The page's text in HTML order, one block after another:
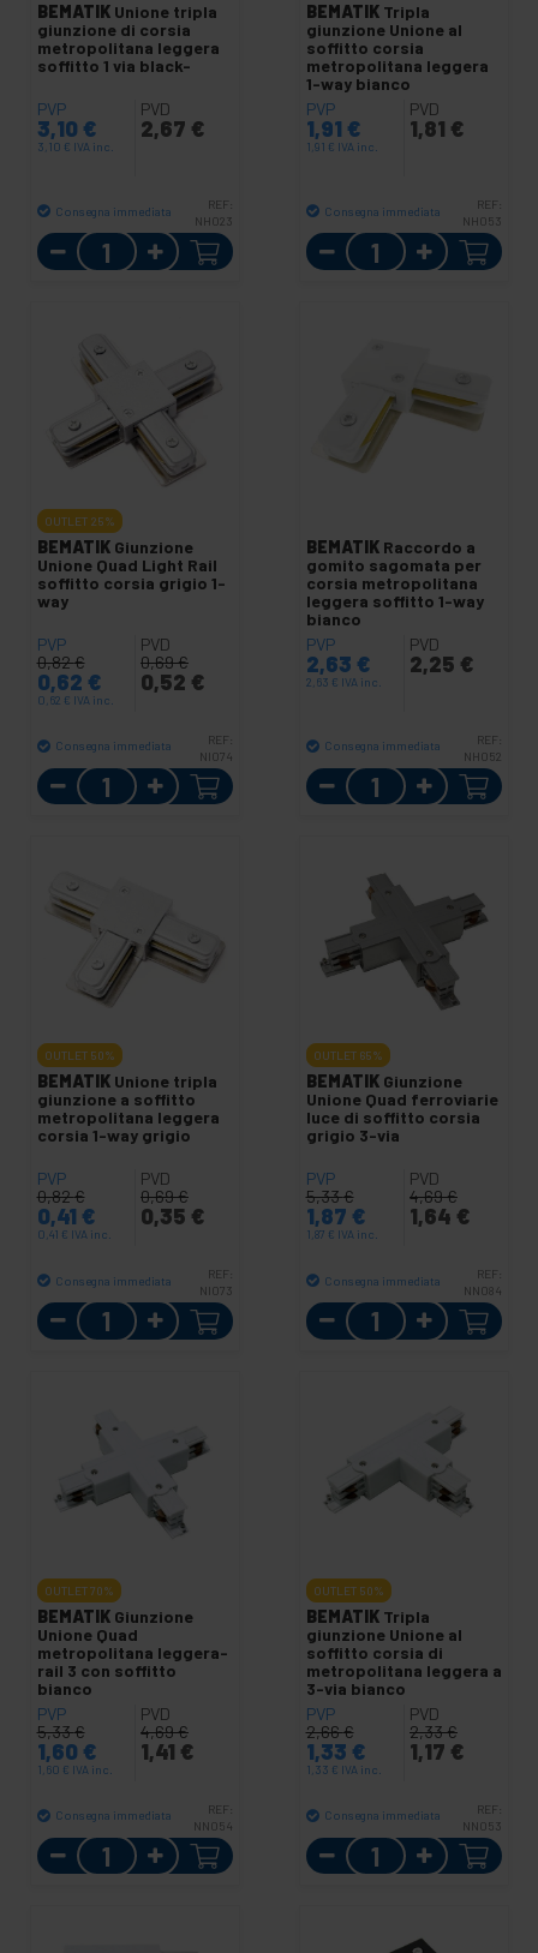
BEMATIK Unione tripla
giunzione di corsia
metropolitana leggera
soffitto 1 via black-
PVP
3,10 €
3,10 € IVA inc.
PVD
2,67 €
Consegna immediata
REF:
NH023
Quantità
BEMATIK Tripla
giunzione Unione al
soffitto corsia
metropolitana leggera
1-way bianco
PVP
1,91 €
1,91 € IVA inc.
PVD
1,81 €
Consegna immediata
REF:
NH053
Quantità
OUTLET 25%
BEMATIK Giunzione
Unione Quad Light Rail
soffitto corsia grigio 1-
way
PVP
0,82€
0,62 €
0,62 € IVA inc.
PVD
0,69€
0,52 €
Consegna immediata
REF:
NI074
Quantità
BEMATIK Raccordo a
gomito sagomata per
corsia metropolitana
leggera soffitto 1-way
bianco
PVP
2,63 €
2,63 € IVA inc.
PVD
2,25 €
Consegna immediata
REF:
NH052
Quantità
OUTLET 50%
BEMATIK Unione tripla
giunzione a soffitto
metropolitana leggera
corsia 1-way grigio
PVP
0,82€
0,41 €
0,41 € IVA inc.
PVD
0,69€
0,35 €
Consegna immediata
REF:
NI073
Quantità
OUTLET 65%
BEMATIK Giunzione
Unione Quad ferroviarie
luce di soffitto corsia
grigio 3-via
PVP
5,33€
1,87 €
1,87 € IVA inc.
PVD
4,69€
1,64 €
Consegna immediata
REF:
NN084
Quantità
OUTLET 70%
BEMATIK Giunzione
Unione Quad
metropolitana leggera-
rail 3 con soffitto
bianco
PVP
5,33€
1,60 €
1,60 € IVA inc.
PVD
4,69€
1,41 €
Consegna immediata
REF:
NN054
Quantità
OUTLET 50%
BEMATIK Tripla
giunzione Unione al
soffitto corsia di
metropolitana leggera a
3-via bianco
PVP
2,66€
1,33 €
1,33 € IVA inc.
PVD
2,33€
1,17 €
Consegna immediata
REF:
NN053
Quantità